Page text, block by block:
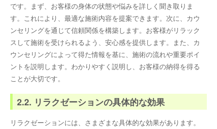
です。まず、お客様の身体の状態や悩みを詳しく聞き取りま
す。これにより、最適な施術内容を提案できます。次に、カウ
ンセリングを通じて信頼関係を構築します。お客様がリラック
スして施術を受けられるよう、安心感を提供します。また、カ
ウンセリングによって得た情報を基に、施術の流れや重要ポイ
ントを説明します。わかりやすく説明し、お客様の納得を得る
ことが大切です。
2.2. リラクゼーションの具体的な効果
リラクゼーションには、さまざまな具体的な効果があります。